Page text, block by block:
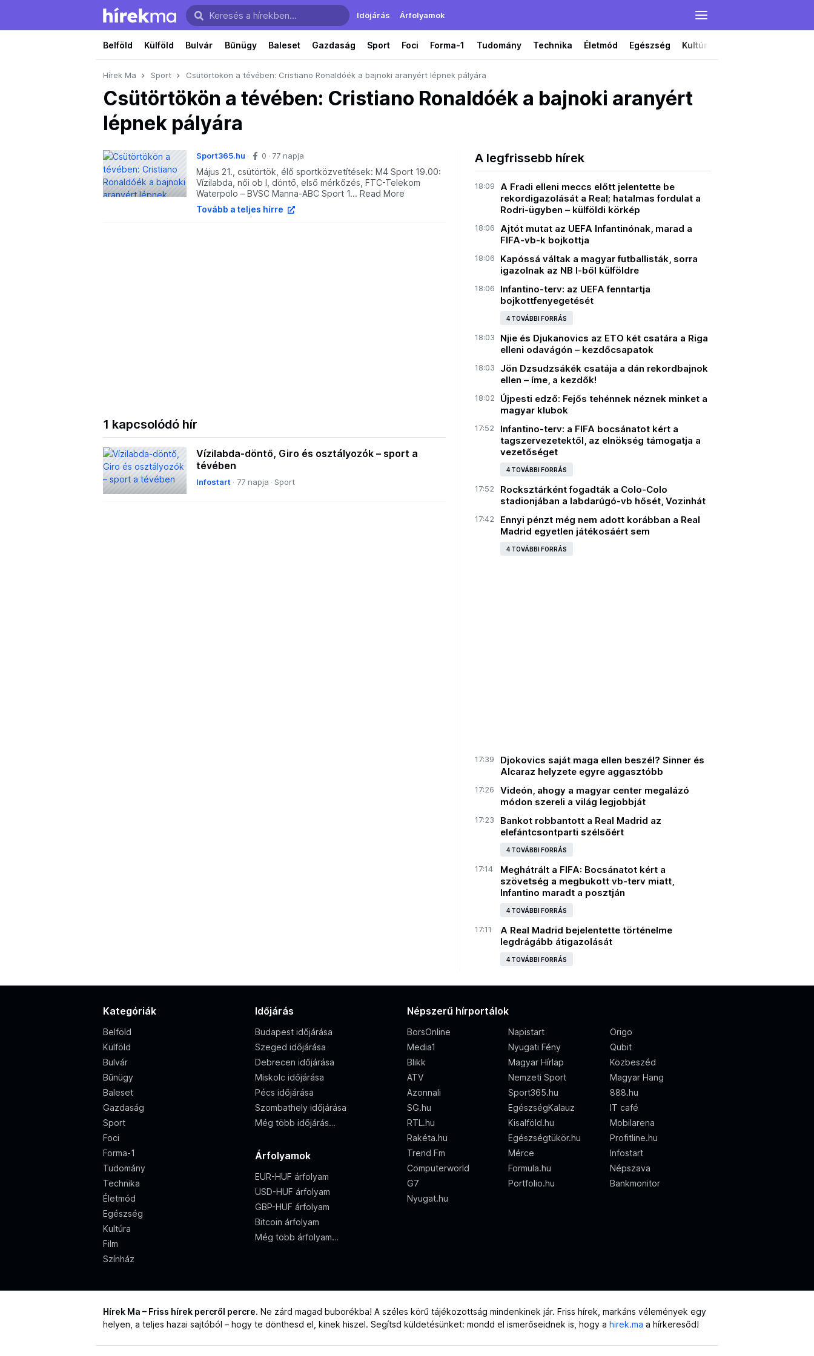
Időjárás Árfolyamok
Belföld Külföld Bulvár Bűnügy Baleset Gazdaság Sport Foci Forma-1 Tudomány Technika Életmód Egészség Kultúra
Hírek Ma Sport Csütörtökön a tévében: Cristiano Ronaldóék a bajnoki aranyért lépnek pályára
Csütörtökön a tévében: Cristiano Ronaldóék a bajnoki aranyért
lépnek pályára
Sport365.hu 0 77 napja
Május 21., csütörtök, élő sportközvetítések: M4 Sport 19.00:
Vízilabda, női ob I, döntő, első mérkőzés, FTC-Telekom
Waterpolo – BVSC Manna-ABC Sport 1... Read More
Tovább a teljes hírre
1 kapcsolódó hír
Vízilabda-döntő, Giro és osztályozók – sport a
tévében
Infostart 77 napja Sport
A legfrissebb hírek
18:09
A Fradi elleni meccs előtt jelentette be
rekordigazolását a Real; hatalmas fordulat a
Rodri-ügyben – külföldi körkép
18:06
Ajtót mutat az UEFA Infantinónak, marad a
FIFA-vb-k bojkottja
18:06
Kapóssá váltak a magyar futballisták, sorra
igazolnak az NB I-ből külföldre
18:06
Infantino-terv: az UEFA fenntartja
bojkottfenyegetését
4 TOVÁBBI FORRÁS
18:03
Njie és Djukanovics az ETO két csatára a Riga
elleni odavágón – kezdőcsapatok
18:03
Jön Dzsudzsákék csatája a dán rekordbajnok
ellen – íme, a kezdők!
18:02
Újpesti edző: Fejős tehénnek néznek minket a
magyar klubok
17:52
Infantino-terv: a FIFA bocsánatot kért a
tagszervezetektől, az elnökség támogatja a
vezetőséget
4 TOVÁBBI FORRÁS
17:52
Rocksztárként fogadták a Colo-Colo
stadionjában a labdarúgó-vb hősét, Vozinhát
17:42
Ennyi pénzt még nem adott korábban a Real
Madrid egyetlen játékosáért sem
4 TOVÁBBI FORRÁS
17:39
Djokovics saját maga ellen beszél? Sinner és
Alcaraz helyzete egyre aggasztóbb
17:26
Videón, ahogy a magyar center megalázó
módon szereli a világ legjobbját
17:23
Bankot robbantott a Real Madrid az
elefántcsontparti szélsőért
4 TOVÁBBI FORRÁS
17:14
Meghátrált a FIFA: Bocsánatot kért a
szövetség a megbukott vb-terv miatt,
Infantino maradt a posztján
4 TOVÁBBI FORRÁS
17:11
A Real Madrid bejelentette történelme
legdrágább átigazolását
4 TOVÁBBI FORRÁS
Kategóriák
Belföld
Külföld
Bulvár
Bűnügy
Baleset
Gazdaság
Sport
Foci
Forma-1
Tudomány
Technika
Életmód
Egészség
Kultúra
Film
Színház
Időjárás
Budapest időjárása
Szeged időjárása
Debrecen időjárása
Miskolc időjárása
Pécs időjárása
Szombathely időjárása
Még több időjárás…
Árfolyamok
EUR-HUF árfolyam
USD-HUF árfolyam
GBP-HUF árfolyam
Bitcoin árfolyam
Még több árfolyam…
Népszerű hírportálok
BorsOnline Napistart
Origo
Media1
Nyugati Fény
Qubit
Blikk
Magyar Hírlap
Közbeszéd
ATV
Nemzeti Sport
Magyar Hang
Azonnali
Sport365.hu
888.hu
SG.hu
EgészségKalauz
IT café
RTL.hu
Kisalföld.hu
Mobilarena
Rakéta.hu
Egészségtükör.hu
Profitline.hu
Trend Fm
Mérce
Infostart
Computerworld
Formula.hu
Népszava
G7
Portfolio.hu
Bankmonitor
Nyugat.hu
Hírek Ma – Friss hírek percről percre. Ne zárd magad buborékba! A széles körű tájékozottság mindenkinek jár. Friss hírek, markáns vélemények egy
helyen, a teljes hazai sajtóból – hogy te dönthesd el, kinek hiszel. Segítsd küldetésünket: mondd el ismerőseidnek is, hogy a hirek.ma a hírkeresőd!